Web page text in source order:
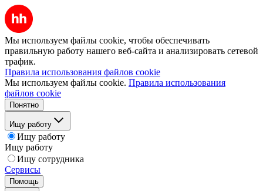
Мы используем файлы cookie, чтобы обеспечивать
правильную работу нашего веб-сайта и анализировать сетевой
трафик.
Правила использования файлов cookie
Мы используем файлы cookie. Правила использования
файлов cookie
Понятно
Ищу работу
Ищу работу
Ищу работу
Ищу сотрудника
Сервисы
Помощь